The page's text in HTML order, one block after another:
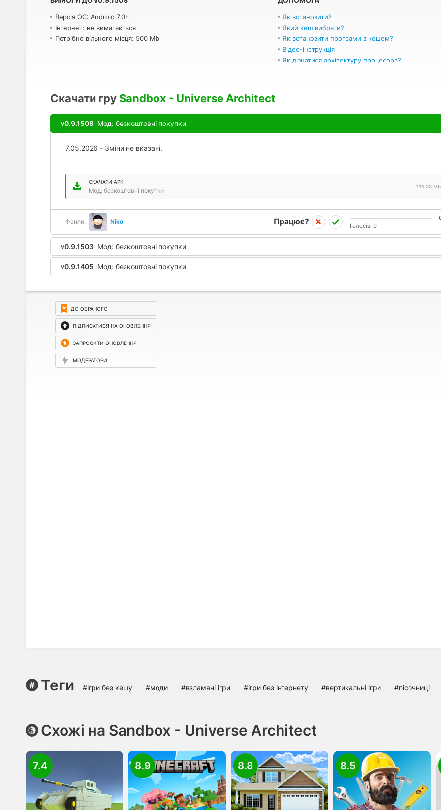
Версія ОС: Android 7.0+
Інтернет: не вимагається
Потрібно вільного місця: 500 Mb
Як встановити?
Який кеш вибрати?
Як встановити програми з кешем?
Відео-інструкція
Як дізнатися архітектуру процесора?
Скачати гру Sandbox - Universe Architect
v0.9.1508 Мод: безкоштовні покупки
7.05.2026 - Зміни не вказані.
СКАЧАТИ APK
Мод: безкоштовні покупки
135.33 Mb
Файли: Niko Працює? Голосів: 0
v0.9.1503 Мод: безкоштовні покупки
v0.9.1405 Мод: безкоштовні покупки
ДО ОБРАНОГО
ПІДПИСАТИСЯ НА ОНОВЛЕННЯ
ЗАПРОСИТИ ОНОВЛЕННЯ
МОДЕРАТОРИ
Теги #ігри без кешу #моди #взламані ігри #ігри без інтернету #вертикальні ігри #пісочниці
Схожі на Sandbox - Universe Architect
7.4 8.9 8.8 8.5